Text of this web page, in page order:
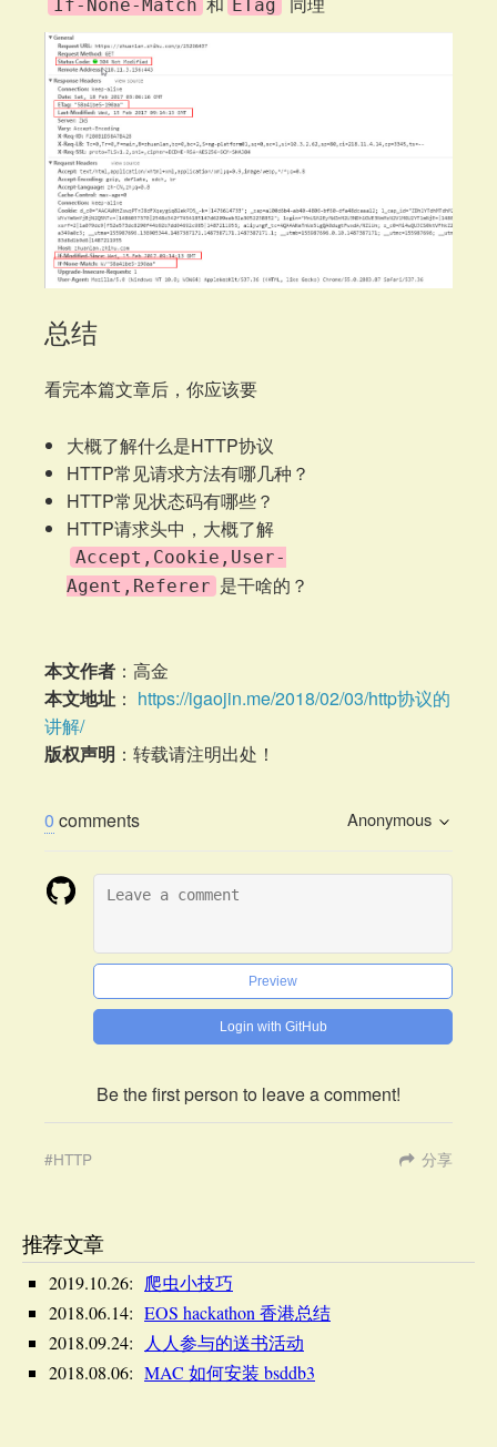
If-None-Match
ETag
总结
看完本篇文章后，你应该要
大概了解什么是HTTP协议
HTTP常见请求方法有哪几种？
HTTP常见状态码有哪些？
HTTP请求头中，大概了解
Accept,Cookie,User-
Agent,Referer 是干啥的？
本文作者 ：高金
本文地址 ： https://igaojin.me/2018/02/03/http协议的
讲解/
版权声明 ：转载请注明出处！
0 comments Anonymous
Preview
Login with GitHub
Be the first person to leave a comment!
分享
HTTP
推荐文章
2019.10.26: 爬虫小技巧
2018.06.14: EOS hackathon 香港总结
2018.09.24:
人人参与的送书活动
2018.08.06: MAC 如何安装 bsddb3